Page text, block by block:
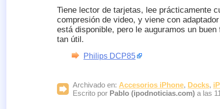
Tiene lector de tarjetas, lee prácticamente
compresión de video, y viene con
está disponible, pero le auguramos un
tan útil.
Philips DCP85
Archivado en: Accesorios iPhone, Docks,
Escrito por Pablo (ipodnoticias.com) a las